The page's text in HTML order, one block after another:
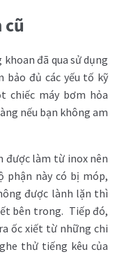
cũ
đã qua sử dụng
đủ các yếu tố kỹ
chiếc máy bơm hỏa
nếu bạn không am
được làm từ inox nên
phận này có bị móp,
được lành lặn thì
bên trong. Tiếp đó,
ốc xiết từ những chi
thử tiếng kêu của